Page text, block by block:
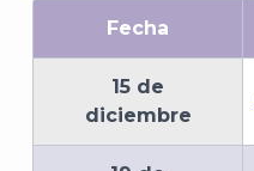
Fecha
15 de
diciembre